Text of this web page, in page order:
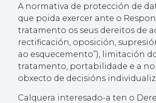
A normativa de protección de
que poida exercer ante o
tratamento os seus dereitos de
rectificación, oposición,
ao esquecemento”), limitación
tratamento, portabilidade e a
obxecto de decisións
Calquera interesado-a ten o